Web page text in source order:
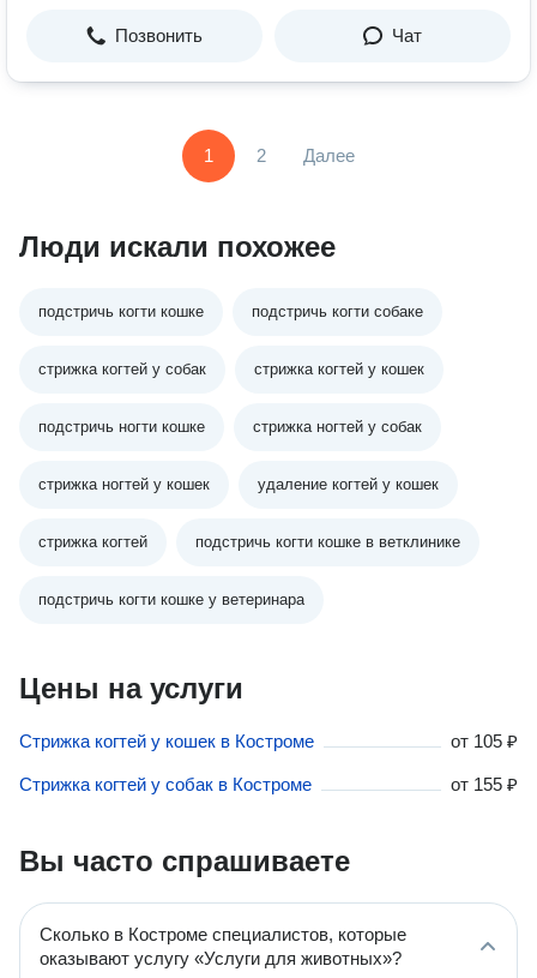
Позвонить Чат
1 2 Далее
Люди искали похожее
подстричь когти кошке подстричь когти собаке
стрижка когтей у собак стрижка когтей у кошек
подстричь ногти кошке стрижка ногтей у собак
стрижка ногтей у кошек удаление когтей у кошек
стрижка когтей подстричь когти кошке в ветклинике
подстричь когти кошке у ветеринара
Цены на услуги
Стрижка когтей у кошек в Костроме от 105 ₽
Стрижка когтей у собак в Костроме от 155 ₽
Вы часто спрашиваете
Сколько в Костроме специалистов, которые
оказывают услугу «Услуги для животных»?